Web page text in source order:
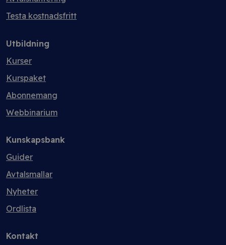
Testa kostnadsfritt
Utbildning
Kurser
Kurspaket
Abonnemang
Webbinarium
Kunskapsbank
Guider
Avtalsmallar
Nyheter
Ordlista
Kontakt